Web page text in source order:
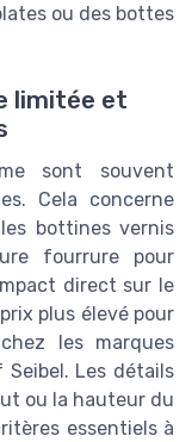
ou des bottes
limitée et
sont souvent
Cela concerne
bottines vernis
fourrure pour
direct sur le
plus élevé pour
les marques
Seibel. Les détails
ou la hauteur du
essentiels à